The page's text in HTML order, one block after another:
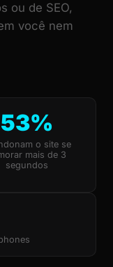
ou de SEO,
você nem
53%
o site se
mais de 3
segundos